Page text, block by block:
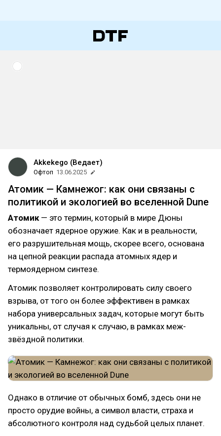
Akkekego (Ведает)
Офтоп 13.06.2025
Атомик — Камнежог: как они связаны с
политикой и экологией во вселенной Dune
Атомик— это термин, который в мире Дюны
обозначает ядерное оружие. Как и в реальности,
его разрушительная мощь, скорее всего, основана
на цепной реакции распада атомных ядер и
термоядерном синтезе.
Атомик позволяет контролировать силу своего
взрыва, от того он более эффективен в рамках
набора универсальных задач, которые могут быть
уникальны, от случая к случаю, в рамках меж-
звёздной политики.
Однако в отличие от обычных бомб, здесь они не
просто орудие войны, а символ власти, страха и
абсолютного контроля над судьбой целых планет.